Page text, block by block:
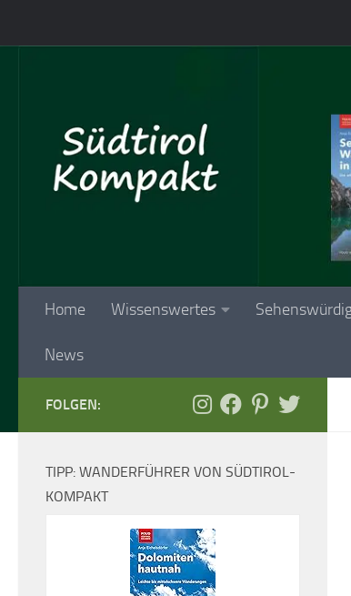
Home Wissenswertes
News
FOLGEN:
TIPP: WANDERFÜHRER VON SÜDTIROL-
KOMPAKT